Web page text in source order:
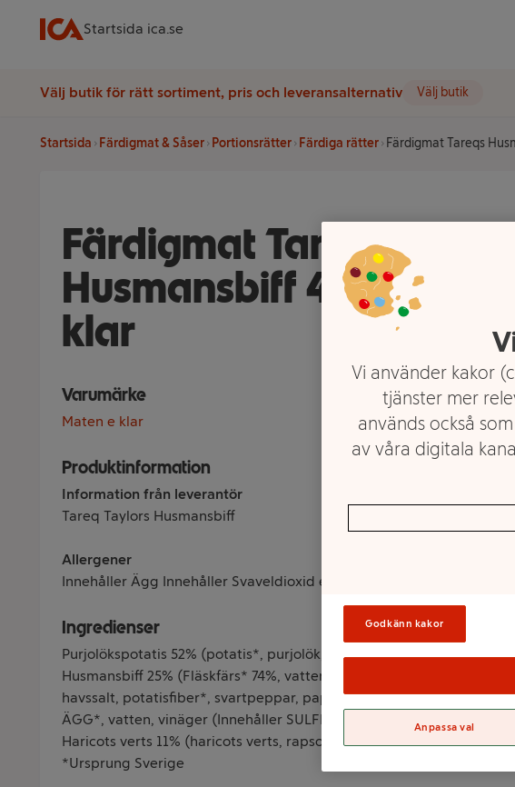
Startsida ica.se
Välj butik för rätt sortiment, pris och leveransalternativ Välj butik
Startsida Färdigmat & Såser Portionsrätter Färdiga rätter Färdigmat Tareqs
Färdigmat Tareqs
Husmansbiff 410g
klar
Varumärke
Maten e klar
Produktinformation
Information från leverantör
Tareq Taylors Husmansbiff
Allergener
Innehåller Ägg Innehåller Svaveldioxid eller sulfit
Ingredienser
Purjolökspotatis 52% (potatis*, purjolök, rapsolja*, havssalt,
Husmansbiff 25% (Fläskfärs* 74%, vatten, lök, potatisstärkelse*,
havssalt, potatisfiber*, svartpeppar, paprika, chili), Bearnaise 12%
ÄGG*, vatten, vinäger (Innehåller SULFIT), havssalt, dragon,
Haricots verts 11% (haricots verts, rapsolja*, havssalt, vitpeppar),
*Ursprung Sverige
Vi använder kakor
tjänster mer
används också
av våra digitala
Godkänn kakor
Anpassa val